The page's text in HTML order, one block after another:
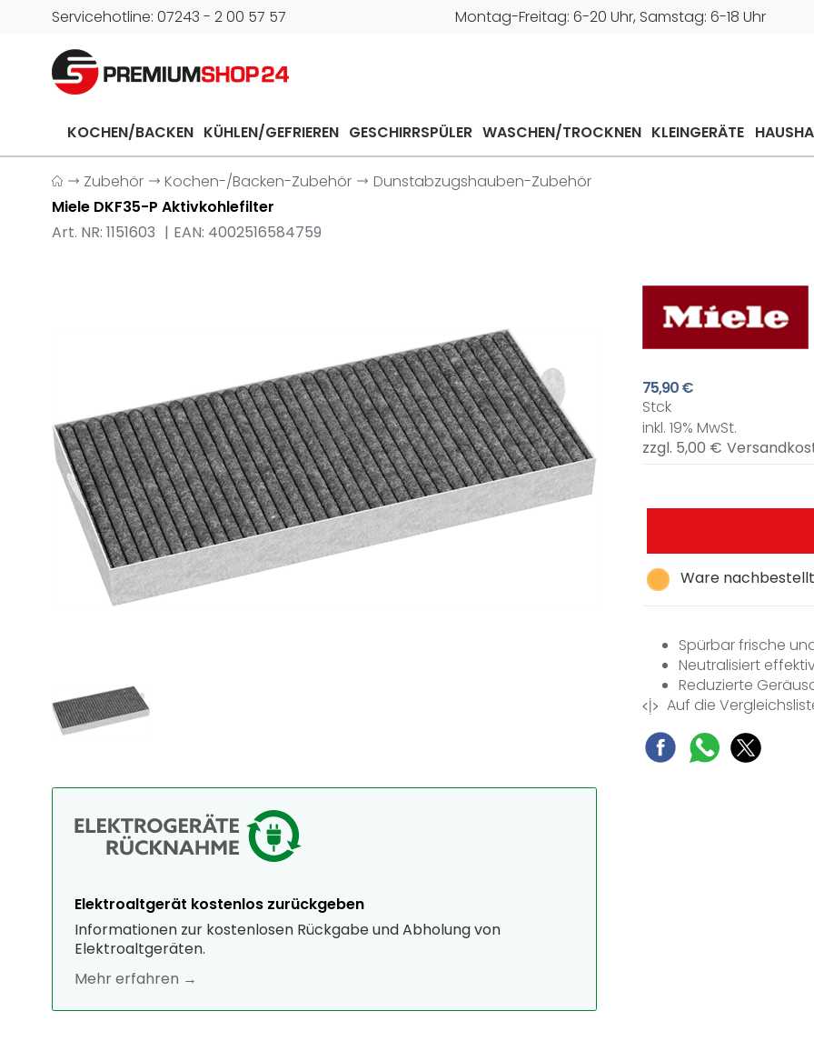
Servicehotline: 07243 - 2 00 57 57 Montag-Freitag: 6-20 Uhr, Samstag: 6-18 Uhr
KOCHEN/BACKEN KÜHLEN/GEFRIEREN GESCHIRRSPÜLER WASCHEN/TROCKNEN KLEINGERÄTE
Zubehör Kochen-/Backen-Zubehör
Dunstabzugshauben-Zubehör
Miele DKF35-P Aktivkohlefilter
Art. NR: 1151603
EAN: 4002516584759
Elektroaltgerät kostenlos zurückgeben
Informationen zur kostenlosen Rückgabe und Abholung von
Elektroaltgeräten.
Mehr erfahren →
75,90 €
Stck
inkl. 19% MwSt.
zzgl. 5,00 €
Ware
Spürbar frische
Neutralisiert
Reduzierte
Einfacher und
Auf die